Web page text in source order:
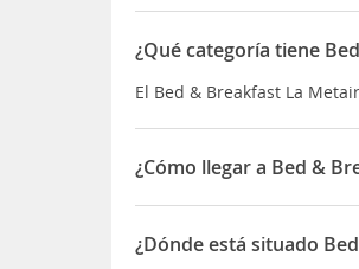
¿Qué categoría tiene
El Bed & Breakfast La
¿Cómo llegar a Bed &
La Metairie du Pont de
Además, este bed and
Marisma de Poitou
¿Dónde está situado